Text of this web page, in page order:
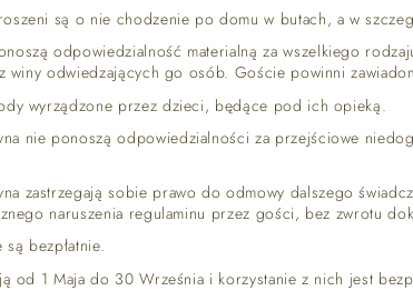
są o nie chodzenie po domu w butach, a w
odpowiedzialność materialną za wszelkiego
winy odwiedzających go osób. Goście powinni
wyrządzone przez dzieci, będące pod ich opieką.
nie ponoszą odpowiedzialności za przejściowe
zastrzegają sobie prawo do odmowy dalszego
naruszenia regulaminu przez gości, bez zwrotu
bezpłatnie.
od 1 Maja do 30 Września i korzystanie z nich jest